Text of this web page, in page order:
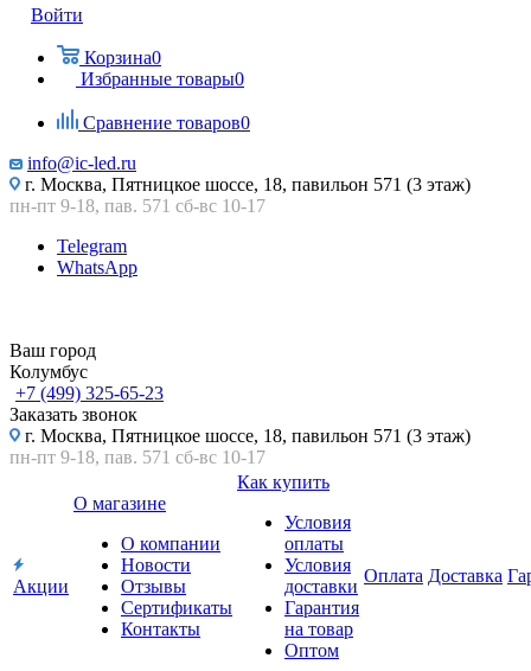
Войти
Корзина0
Избранные товары0
Сравнение товаров0
info@ic-led.ru
г. Москва, Пятницкое шоссе, 18, павильон 571 (3 этаж)
пн-пт 9-18, пав. 571 сб-вс 10-17
Telegram
WhatsApp
Ваш город
Колумбус
+7 (499) 325-65-23
Заказать звонок
г. Москва, Пятницкое шоссе, 18, павильон 571 (3 этаж)
пн-пт 9-18, пав. 571 сб-вс 10-17
Акции
О магазине
О компании
Новости
Отзывы
Сертификаты
Контакты
Как купить
Условия
оплаты
Условия
доставки
Гарантия
на товар
Оптом
Оплата Доставка